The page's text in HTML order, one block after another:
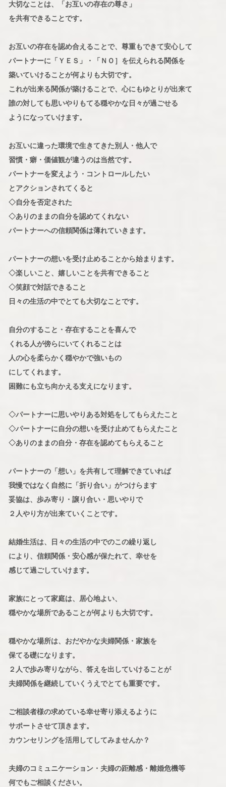
大切なことは、「お互いの存在の尊さ」
を共有できることです。
お互いの存在を認め合えることで、尊重もできて安心して
パートナーに「ＹＥＳ」・「ＮＯ］を伝えられる関係を
築いていけることが何よりも大切です。
これが出来る関係が築けることで、心にもゆとりが出来て
誰の対しても思いやりもてる穏やかな日々が過ごせる
ようになっていけます。
お互いに違った環境で生きてきた別人・他人で
習慣・癖・価値観が違うのは当然です。
パートナーを変えよう・コントロールしたい
とアクションされてくると
◇自分を否定された
◇ありのままの自分を認めてくれない
パートナーへの信頼関係は薄れていきます。
パートナーの想いを受け止めることから始まります。
◇楽しいこと、嬉しいことを共有できること
◇笑顔で対話できること
日々の生活の中でとても大切なことです。
自分のすること・存在することを喜んで
くれる人が傍らにいてくれることは
人の心を柔らかく穏やかで強いもの
にしてくれます。
困難にも立ち向かえる支えになります。
◇パートナーに思いやりある対処をしてもらえたこと
◇パートナーに自分の想いを受け止めてもらえたこと
◇ありのままの自分・存在を認めてもらえること
パートナーの「想い」を共有して理解できていれば
我慢ではなく自然に「折り合い」がつけらます
妥協は、歩み寄り・譲り合い・思いやりで
２人やり方が出来ていくことです。
結婚生活は、日々の生活の中でのこの繰り返し
により、信頼関係・安心感が保たれて、幸せを
感じて過ごしていけます。
家族にとって家庭は、居心地よい、
穏やかな場所であることが何よりも大切です。
穏やかな場所は、おだやかな夫婦関係・家族を
保てる礎になります。
２人で歩み寄りながら、答えを出していけることが
夫婦関係を継続していくうえでとても重要です。
ご相談者様の求めている幸せ寄り添えるように
サポートさせて頂きます。
カウンセリングを活用してしてみませんか？
夫婦のコミュニケーション・夫婦の距離感・離婚危機等
何でもご相談ください。